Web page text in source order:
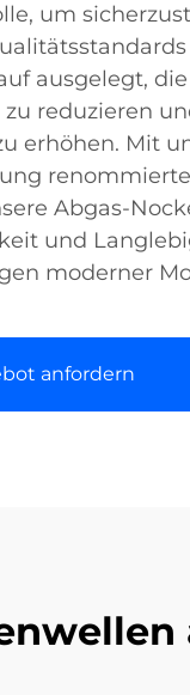
um
ausgelegt,
zu reduzieren
erhöhen. Mit
Abgas-
und
moderner
anfordern